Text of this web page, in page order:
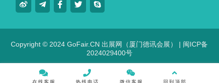
Copyright © 2024 GoFair.CN 出展网（厦门德讯会展） | 闽ICP备
2024029400号
在线客服 热线电话 微信客服 回到顶部